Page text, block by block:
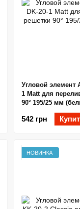
Угловой элемент
1 Matt для
90° 195/25 мм
542 грн
НОВИНКА